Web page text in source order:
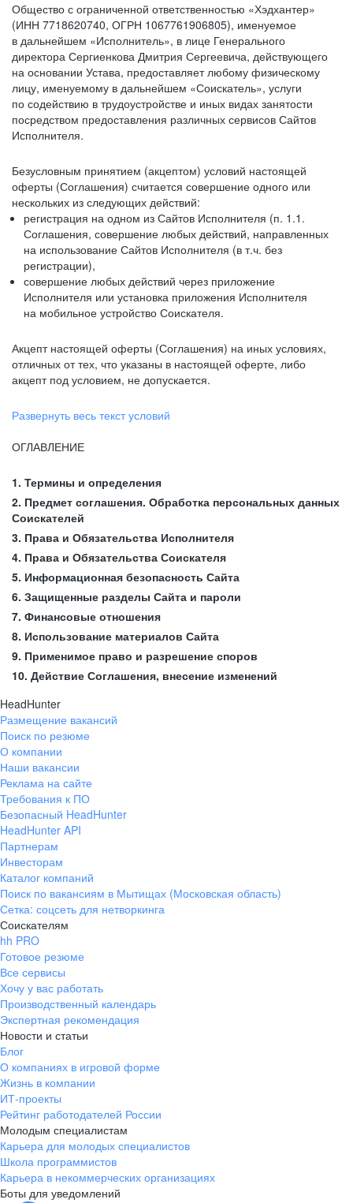
Общество с ограниченной ответственностью «Хэдхантер»
(ИНН 7718620740, ОГРН 1067761906805), именуемое
в дальнейшем «Исполнитель», в лице Генерального
директора Сергиенкова Дмитрия Сергеевича, действующего
на основании Устава, предоставляет любому физическому
лицу, именуемому в дальнейшем «Соискатель», услуги
по содействию в трудоустройстве и иных видах занятости
посредством предоставления различных сервисов Сайтов
Исполнителя.
Безусловным принятием (акцептом) условий настоящей
оферты (Соглашения) считается совершение одного или
нескольких из следующих действий:
регистрация на одном из Сайтов Исполнителя (п. 1.1.
Соглашения, совершение любых действий, направленных
на использование Сайтов Исполнителя (в т.ч. без
регистрации),
совершение любых действий через приложение
Исполнителя или установка приложения Исполнителя
на мобильное устройство Соискателя.
Акцепт настоящей оферты (Соглашения) на иных условиях,
отличных от тех, что указаны в настоящей оферте, либо
акцепт под условием, не допускается.
Развернуть весь текст условий
ОГЛАВЛЕНИЕ
1. Термины и определения
2. Предмет соглашения. Обработка персональных данных
Соискателей
3. Права и Обязательства Исполнителя
4. Права и Обязательства Соискателя
5. Информационная безопасность Сайта
6. Защищенные разделы Сайта и пароли
7. Финансовые отношения
8. Использование материалов Сайта
9. Применимое право и разрешение споров
10. Действие Соглашения, внесение изменений
HeadHunter
Размещение вакансий
Поиск по резюме
О компании
Наши вакансии
Реклама на сайте
Требования к ПО
Безопасный HeadHunter
HeadHunter API
Партнерам
Инвесторам
Каталог компаний
Поиск по вакансиям в Мытищах (Московская область)
Сетка: соцсеть для нетворкинга
Соискателям
hh PRO
Готовое резюме
Все сервисы
Хочу у вас работать
Производственный календарь
Экспертная рекомендация
Новости и статьи
Блог
О компаниях в игровой форме
Жизнь в компании
ИТ-проекты
Рейтинг работодателей России
Молодым специалистам
Карьера для молодых специалистов
Школа программистов
Карьера в некоммерческих организациях
Боты для уведомлений